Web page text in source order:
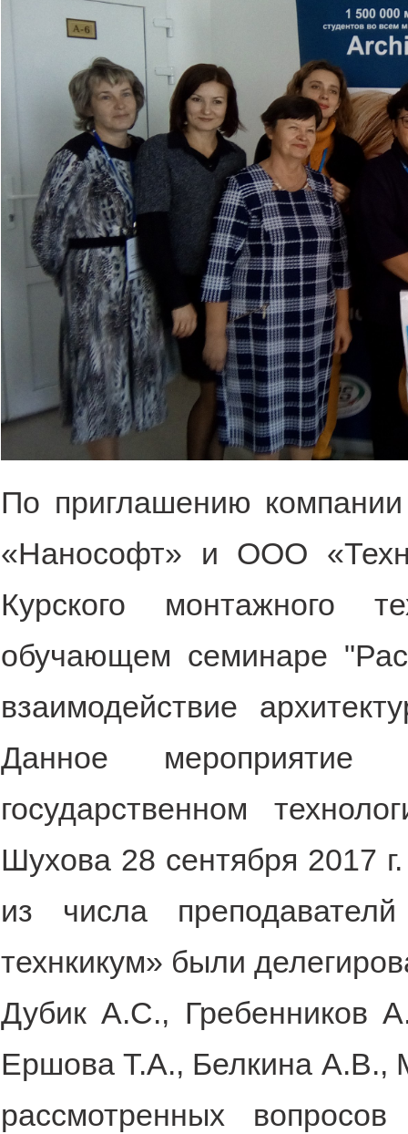
По приглашению
«Нанософт» и ООО
Курского монтажного
обучающем семинаре
взаимодействие
Данное мероприятие
государственном
Шухова 28 сентября 2017
из числа
технкикум» были
Дубик А.С., Гребенников
Ершова Т.А., Белкина А.В.,
рассмотренных